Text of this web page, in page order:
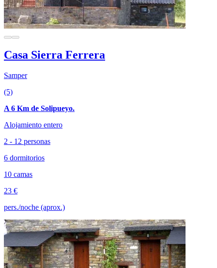
Casa Sierra Ferrera
Samper
(5)
A 6 Km de Solipueyo.
Alojamiento entero
2 - 12 personas
6 dormitorios
10 camas
23 €
pers./noche (aprox.)